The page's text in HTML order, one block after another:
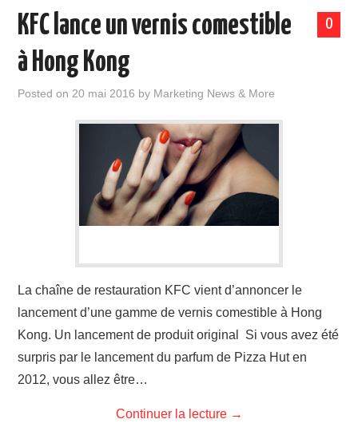
0
KFC lance un vernis comestible
à Hong Kong
Posted on 20 mai 2016 by Marketing News & More
La chaîne de restauration KFC vient d’annoncer le
lancement d’une gamme de vernis comestible à Hong
Kong. Un lancement de produit original Si vous avez été
surpris par le lancement du parfum de Pizza Hut en
2012, vous allez être…
Continuer la lecture →